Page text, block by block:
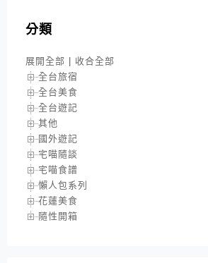
分類
展開全部
收合全部
全台旅宿
全台美食
全台遊記
其他
國外遊記
宅喵隨談
宅喵食譜
懶人包系列
花蓮美食
隨性開箱